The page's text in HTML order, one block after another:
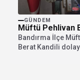
GÜNDEM
Bandırma İlçe
Berat Kandili